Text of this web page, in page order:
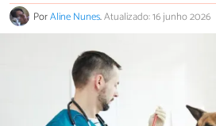
PorAline Nunes.Atualizado: 16 junho 2026